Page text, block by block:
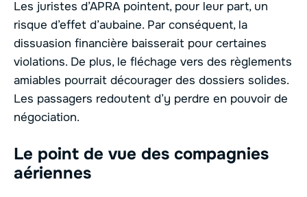
Les juristes d’APRA pointent, pour leur part, un
risque d’effet d’aubaine. Par conséquent, la
dissuasion financière baisserait pour certaines
violations. De plus, le fléchage vers des règlements
amiables pourrait décourager des dossiers solides.
Les passagers redoutent d’y perdre en pouvoir de
négociation.
Le point de vue des compagnies
aériennes